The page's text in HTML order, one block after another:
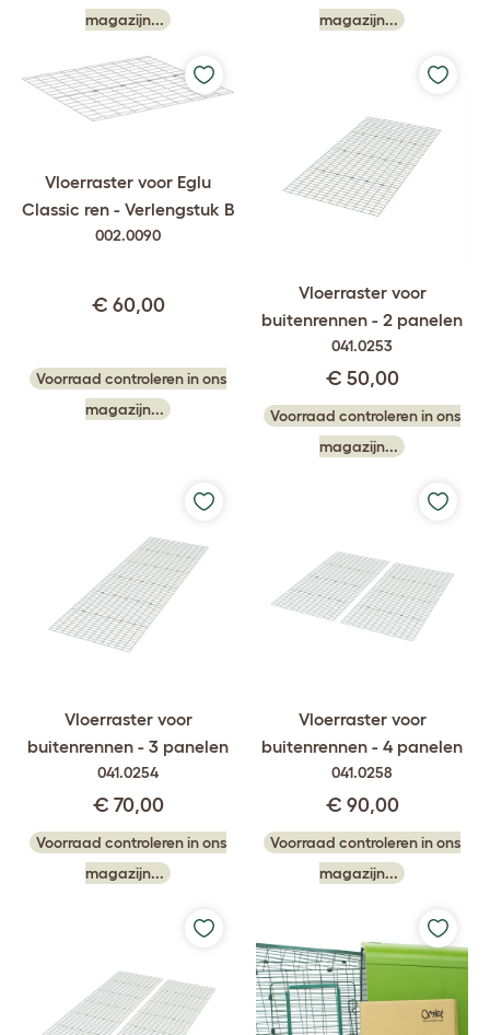
magazijn...
magazijn...
Vloerraster voor Eglu
Classic ren - Verlengstuk B
002.0090
€ 60,00
Voorraad controleren in ons
magazijn...
Vloerraster voor
buitenrennen - 2 panelen
041.0253
€ 50,00
Voorraad controleren in ons
magazijn...
Vloerraster voor
buitenrennen - 3 panelen
041.0254
€ 70,00
Voorraad controleren in ons
magazijn...
Vloerraster voor
buitenrennen - 4 panelen
041.0258
€ 90,00
Voorraad controleren in ons
magazijn...